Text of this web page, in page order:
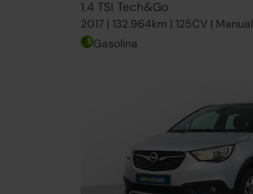
1.4 TSI Tech&Go
2017 | 132.964km | 125CV | Manual
Gasolina